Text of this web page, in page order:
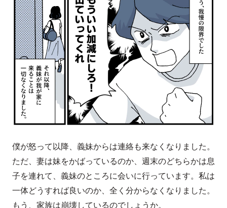
僕が怒って以降、義妹からは連絡も来なくなりました。
ただ、妻は妹をかばっているのか、週末のどちらかは息
子を連れて、義妹のところに会いに行っています。私は
一体どうすれば良いのか、全く分からなくなりました。
もう、家族は崩壊しているのでしょうか。